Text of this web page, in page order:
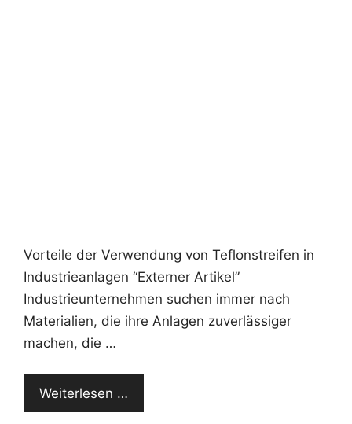
Vorteile der Verwendung von Teflonstreifen in
Industrieanlagen “Externer Artikel”
Industrieunternehmen suchen immer nach
Materialien, die ihre Anlagen zuverlässiger
machen, die …
Weiterlesen …